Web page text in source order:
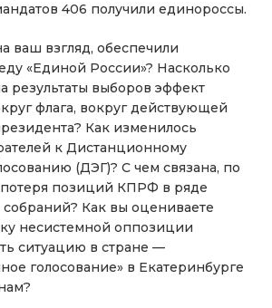
406 получили единороссы.
ваш взгляд, обеспечили
«Единой России»? Насколько
результаты выборов эффект
флага, вокруг действующей
Как изменилось
к Дистанционному
(ДЭГ)? С чем связана, по
позиций КПРФ в ряде
собраний? Как вы оцениваете
несистемной оппозиции
ситуацию в стране —
голосование» в Екатеринбурге